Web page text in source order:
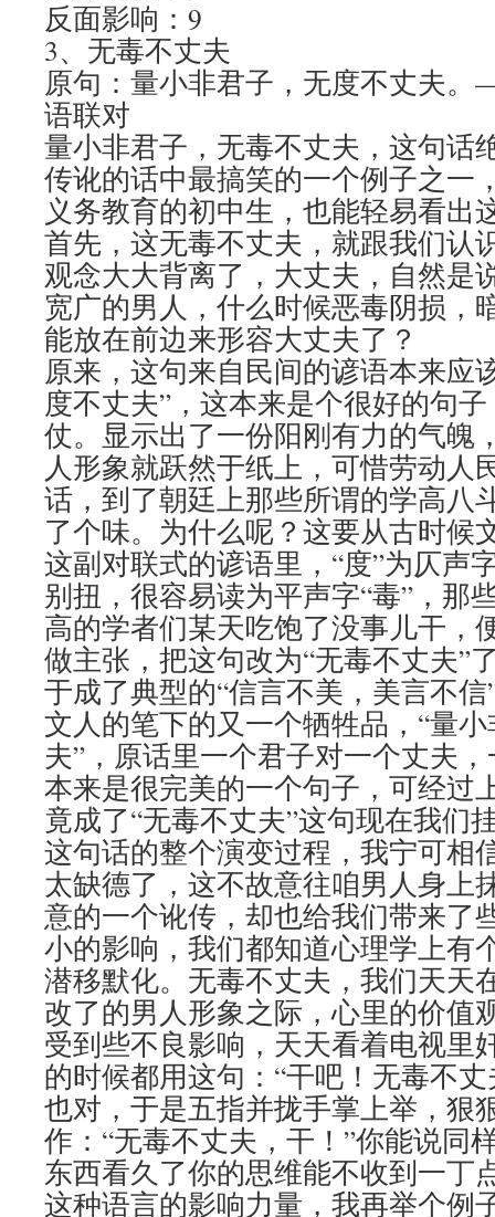
反面影响：9
3、无毒不丈夫
原句：量小非君子，无度不丈
语联对
量小非君子，无毒不丈夫，这句话
传讹的话中最搞笑的一个例子之一
义务教育的初中生，也能轻易看出
首先，这无毒不丈夫，就跟我们认
观念大大背离了，大丈夫，自然是
宽广的男人，什么时候恶毒阴损，
能放在前边来形容大丈夫了？
原来，这句来自民间的谚语本来应
度不丈夫”，这本来是个很好的句
仗。显示出了一份阳刚有力的气魄
人形象就跃然于纸上，可惜劳动人
话，到了朝廷上那些所谓的学高八
了个味。为什么呢？这要从古时候
这副对联式的谚语里，“度”为仄声
别扭，很容易读为平声字“毒”，那
高的学者们某天吃饱了没事儿干，
做主张，把这句改为“无毒不丈夫”
于成了典型的“信言不美，美言不
文人的笔下的又一个牺牲品，“量
夫”，原话里一个君子对一个丈夫
本来是很完美的一个句子，可经过
竟成了“无毒不丈夫”这句现在我们
这句话的整个演变过程，我宁可相
太缺德了，这不故意往咱男人身上
意的一个讹传，却也给我们带来了
小的影响，我们都知道心理学上有
潜移默化。无毒不丈夫，我们天天
改了的男人形象之际，心里的价值
受到些不良影响，天天看着电视里
的时候都用这句：“干吧！无毒不
也对，于是五指并拢手掌上举，狠
作：“无毒不丈夫，干！”你能说同
东西看久了你的思维能不收到一丁
这种语言的影响力量，我再举个例